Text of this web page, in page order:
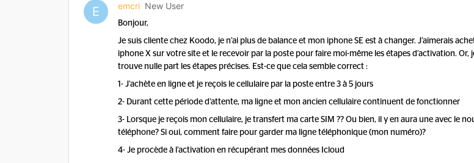
E emcri New User
Bonjour,
Je suis cliente chez Koodo, je n’ai plus de balance et mon iphone SE est à changer. J’aimerais
iphone X sur votre site et le recevoir par la poste pour faire moi-même les étapes d’activation. Or,
trouve nulle part les étapes précises. Est-ce que cela semble correct :
1- J’achète en ligne et je reçois le cellulaire par la poste entre 3 à 5 jours
2- Durant cette période d’attente, ma ligne et mon ancien cellulaire continuent de fonctionner
3- Lorsque je reçois mon cellulaire, je transfert ma carte SIM ?? Ou bien, il y en aura une avec le
téléphone? Si oui, comment faire pour garder ma ligne téléphonique (mon numéro)?
4- Je procède à l’activation en récupérant mes données Icloud